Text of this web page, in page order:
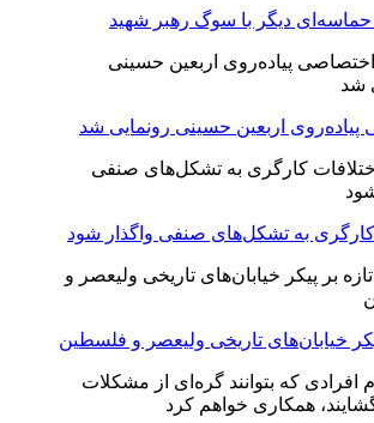
پیاده‌روی اربعین حسینی رونمایی شد
به تشکل‌های صنفی واگذار شود
خیابان‌های تاریخی ولیعصر و فلسطین